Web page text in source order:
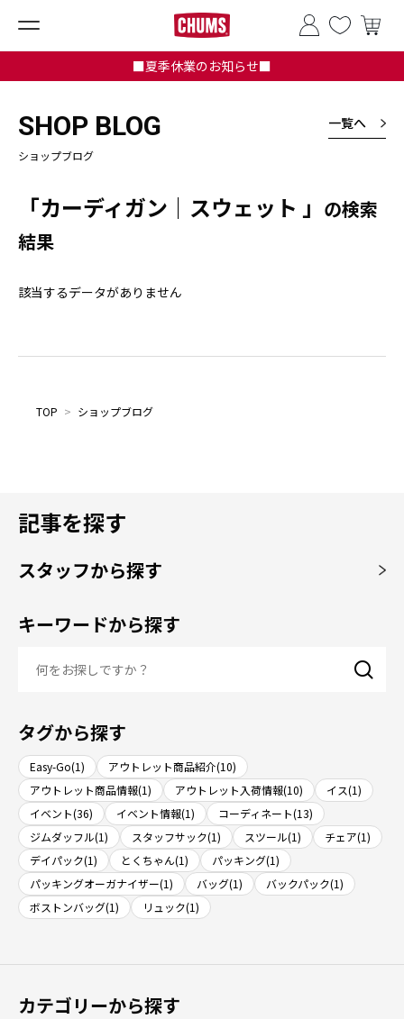
■夏季休業のお知らせ■
SHOP BLOG
ショップブログ
一覧へ
「カーディガン｜スウェット 」 の検索
結果
該当するデータがありません
TOP > ショップブログ
記事を探す
スタッフから探す
キーワードから探す
タグから探す
Easy-Go(1)
アウトレット商品紹介(10)
アウトレット商品情報(1)
アウトレット入荷情報(10)
イス(1)
イベント(36)
イベント情報(1)
コーディネート(13)
ジムダッフル(1)
スタッフサック(1) スツール(1)
チェア(1)
デイパック(1)
とくちゃん(1)
パッキング(1)
パッキングオーガナイザー(1)
バッグ(1)
バックパック(1)
ボストンバッグ(1)
リュック(1)
カテゴリーから探す